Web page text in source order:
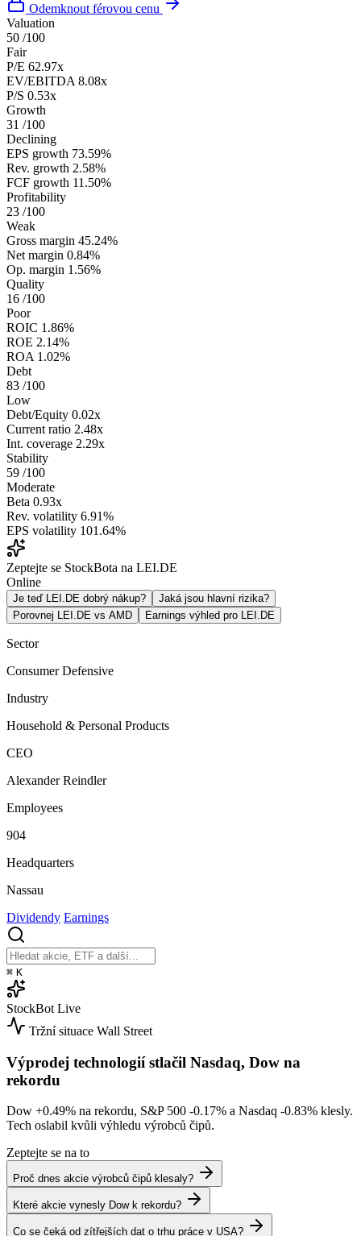
Odemknout férovou cenu
Valuation
50 /100
Fair
P/E 62.97x
EV/EBITDA 8.08x
P/S 0.53x
Growth
31 /100
Declining
EPS growth 73.59%
Rev. growth 2.58%
FCF growth 11.50%
Profitability
23 /100
Weak
Gross margin 45.24%
Net margin 0.84%
Op. margin 1.56%
Quality
16 /100
Poor
ROIC 1.86%
ROE 2.14%
ROA 1.02%
Debt
83 /100
Low
Debt/Equity 0.02x
Current ratio 2.48x
Int. coverage 2.29x
Stability
59 /100
Moderate
Beta 0.93x
Rev. volatility 6.91%
EPS volatility 101.64%
Zeptejte se StockBota na LEI.DE
Online
Je teď LEI.DE dobrý nákup?
Jaká jsou hlavní rizika?
Porovnej LEI.DE vs AMD
Earnings výhled pro LEI.DE
Sector
Consumer Defensive
Industry
Household & Personal Products
CEO
Alexander Reindler
Employees
904
Headquarters
Nassau
Dividendy Earnings
⌘ K
StockBot Live
Tržní situace Wall Street
Výprodej technologií stlačil Nasdaq, Dow na
rekordu
Dow +0.49% na rekordu, S&P 500 -0.17% a Nasdaq -0.83% klesly.
Tech oslabil kvůli výhledu výrobců čipů.
Zeptejte se na to
Proč dnes akcie výrobců čipů klesaly?
Které akcie vynesly Dow k rekordu?
Co se čeká od zítřejších dat o trhu práce v USA?